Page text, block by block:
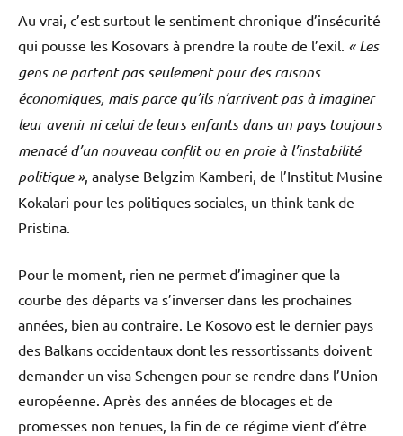
Au vrai, c’est surtout le sentiment chronique d’insécurité
qui pousse les Kosovars à prendre la route de l’exil. « Les
gens ne partent pas seulement pour des raisons
économiques, mais parce qu’ils n’arrivent pas à imaginer
leur avenir ni celui de leurs enfants dans un pays toujours
menacé d’un nouveau conflit ou en proie à l’instabilité
politique », analyse Belgzim Kamberi, de l’Institut Musine
Kokalari pour les politiques sociales, un think tank de
Pristina.
Pour le moment, rien ne permet d’imaginer que la
courbe des départs va s’inverser dans les prochaines
années, bien au contraire. Le Kosovo est le dernier pays
des Balkans occidentaux dont les ressortissants doivent
demander un visa Schengen pour se rendre dans l’Union
européenne. Après des années de blocages et de
promesses non tenues, la fin de ce régime vient d’être